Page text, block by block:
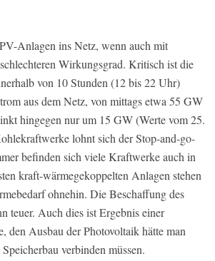
Anlagen ins Netz, wenn auch mit
Wirkungsgrad. Kritisch ist die
von 10 Stunden (12 bis 22 Uhr)
aus dem Netz, von mittags etwa 55 GW
hingegen nur um 15 GW (Werte vom 25.
lohnt sich der Stop-and-go-
befinden sich viele Kraftwerke auch in
kraft-wärmegekoppelten Anlagen stehen
ohnehin. Die Beschaffung des
teuer. Auch dies ist Ergebnis einer
den Ausbau der Photovoltaik hätte man
verbinden müssen.